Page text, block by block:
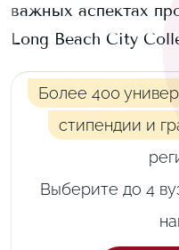
важных аспектах
Long Beach City
Более 400
стипендии и
Выберите до 4